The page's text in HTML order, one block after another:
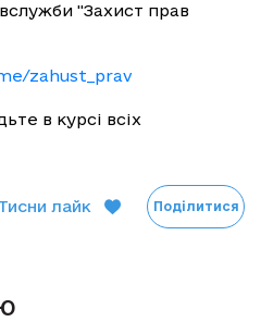
"Захист прав
zahust_prav
в курсі всіх
лайк Поділитися